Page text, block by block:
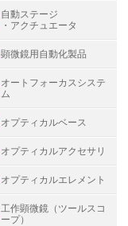
自動ステージ
・アクチュエータ
顕微鏡用自動化製品
オートフォーカスシステ
ム
オプティカルベース
オプティカルアクセサリ
オプティカルエレメント
工作顕微鏡（ツールスコ
ープ）